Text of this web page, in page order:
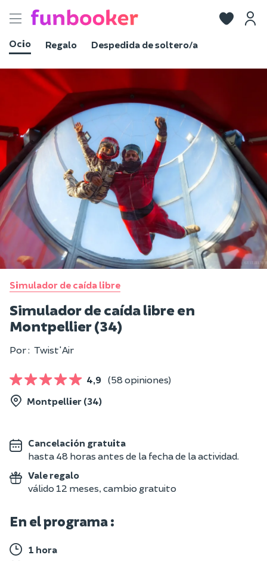
Toggle
Ocio
Regalo Despedida de soltero/a
Ver fotos
Simulador de caída libre
Simulador de caída libre en
Montpellier (34)
Por : Twist'Air
4,9 (58 opiniones)
Montpellier (34)
Cancelación gratuita
hasta 48 horas antes de la fecha de la actividad.
Vale regalo
válido 12 meses, cambio gratuito
En el programa :
1 hora